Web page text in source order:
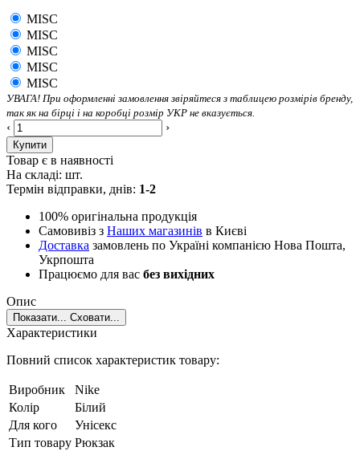
MISC
MISC
MISC
MISC
MISC
УВАГА! При оформленні замовлення звіряйтеся з таблицею розмірів бренду,
так як на бірці і на коробці розмір УКР не вказується.
‹ ›
Купити
Товар є в наявності
На складі: шт.
Термін відправки, днів: 1-2
100% оригінальна продукція
Самовивіз з Наших магазинів в Києві
Доставка замовлень по Україні компанією Нова Пошта,
Укрпошта
Працюємо для вас без вихідних
Опис
Показати... Сховати...
Характеристики
Повний список характеристик товару:
Виробник
Nike
Колір
Білий
Для кого
Унісекс
Тип товару Рюкзак